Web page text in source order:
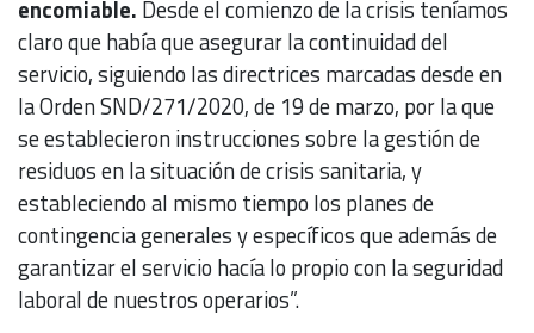
encomiable. Desde el comienzo de la crisis teníamos
claro que había que asegurar la continuidad del
servicio, siguiendo las directrices marcadas desde en
la Orden SND/271/2020, de 19 de marzo, por la que
se establecieron instrucciones sobre la gestión de
residuos en la situación de crisis sanitaria, y
estableciendo al mismo tiempo los planes de
contingencia generales y específicos que además de
garantizar el servicio hacía lo propio con la seguridad
laboral de nuestros operarios”.